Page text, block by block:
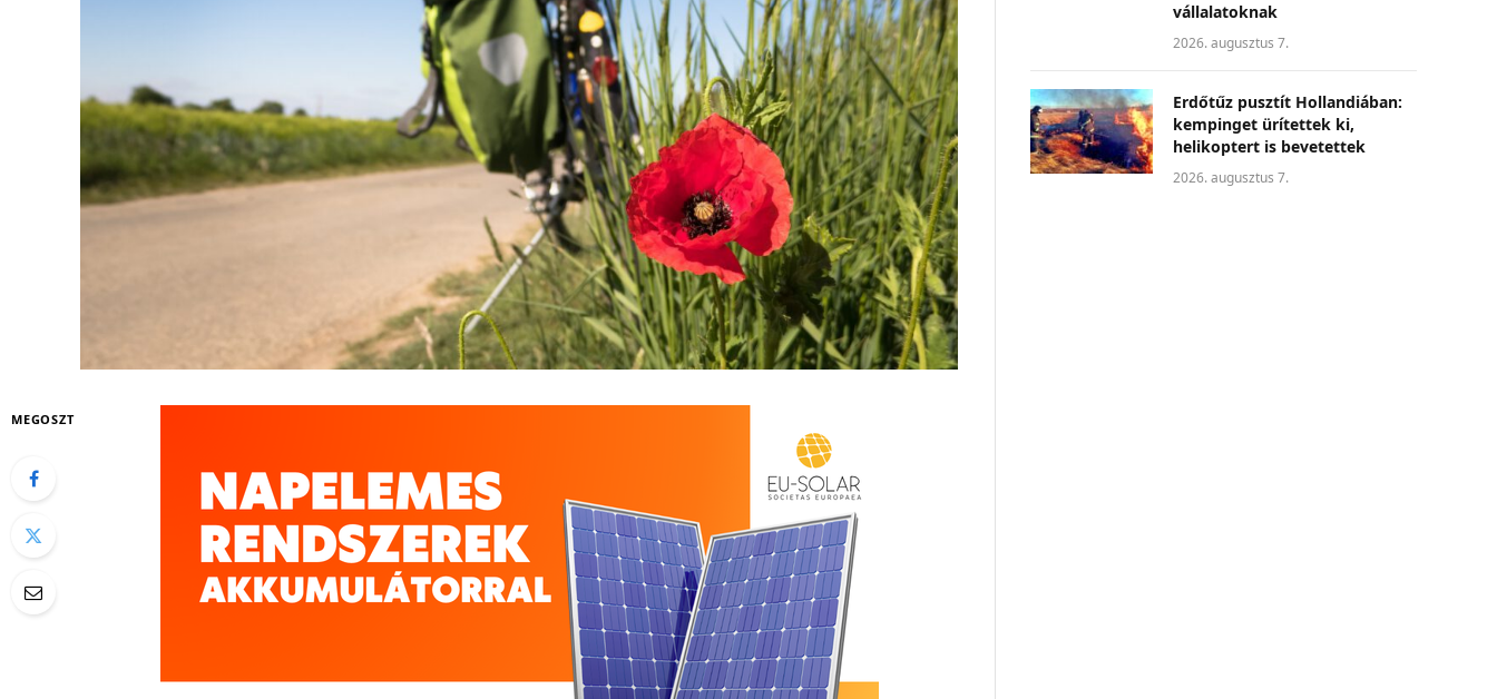
MEGOSZT
vállalatoknak
2026. augusztus 7.
Erdőtűz pusztít Hollandiában:
kempinget ürítettek ki,
helikoptert is bevetettek
2026. augusztus 7.